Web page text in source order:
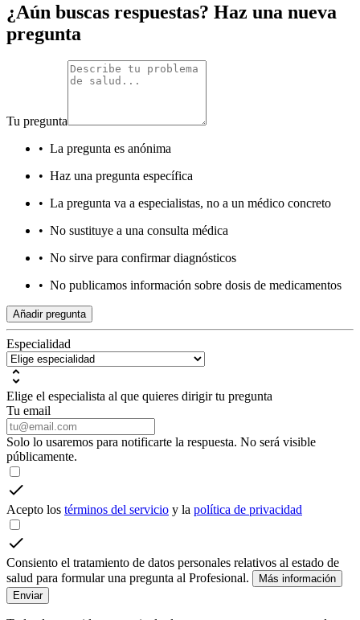
¿Aún buscas respuestas? Haz una nueva
pregunta
Tu pregunta
• La pregunta es anónima
• Haz una pregunta específica
• La pregunta va a especialistas, no a un médico concreto
• No sustituye a una consulta médica
• No sirve para confirmar diagnósticos
• No publicamos información sobre dosis de medicamentos
Añadir pregunta
Especialidad
Elige el especialista al que quieres dirigir tu pregunta
Tu email
Solo lo usaremos para notificarte la respuesta. No será visible
públicamente.
Acepto los términos del servicio y la política de privacidad
Consiento el tratamiento de datos personales relativos al estado de
salud para formular una pregunta al Profesional.
Más información
Enviar